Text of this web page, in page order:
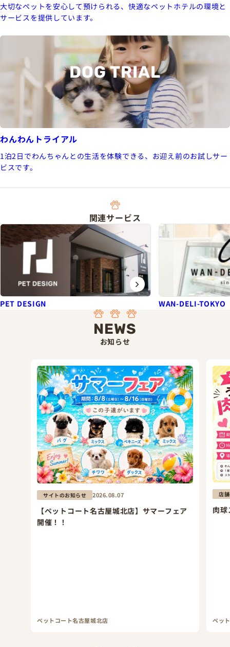
大切なペットを安心して預けられる、快適なペットホテルの環境と
サービスを提供しています。
DOG TRIAL
わんわんトライアル
1泊2日でわんちゃんとの生活を体験できる、お迎え前のお試しサー
ビスです。
関連サービス
PET DESIGN WAN-DELI-TOKYO
NEWS
お知らせ
サイトのお知らせ 2026.08.07
【ペットコート名古屋城北店】サマーフェア
開催！！
ペットコート名古屋城北店
店
肉球
ペッ